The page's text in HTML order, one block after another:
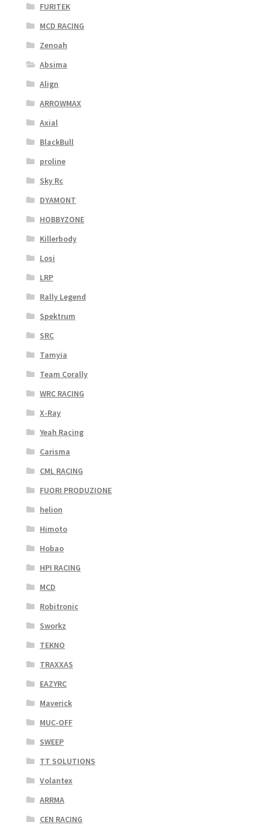
FURITEK
MCD RACING
Zenoah
Absima
Align
ARROWMAX
Axial
BlackBull
proline
Sky Rc
DYAMONT
HOBBYZONE
Killerbody
Losi
LRP
Rally Legend
Spektrum
SRC
Tamyia
Team Corally
WRC RACING
X-Ray
Yeah Racing
Carisma
CML RACING
FUORI PRODUZIONE
helion
Himoto
Hobao
HPI RACING
MCD
Robitronic
Sworkz
TEKNO
TRAXXAS
EAZYRC
Maverick
MUC-OFF
SWEEP
TT SOLUTIONS
Volantex
ARRMA
CEN RACING